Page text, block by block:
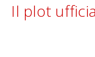
Il plot